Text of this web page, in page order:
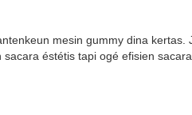
mesin gummy dina kertas.
éstétis tapi ogé efisien